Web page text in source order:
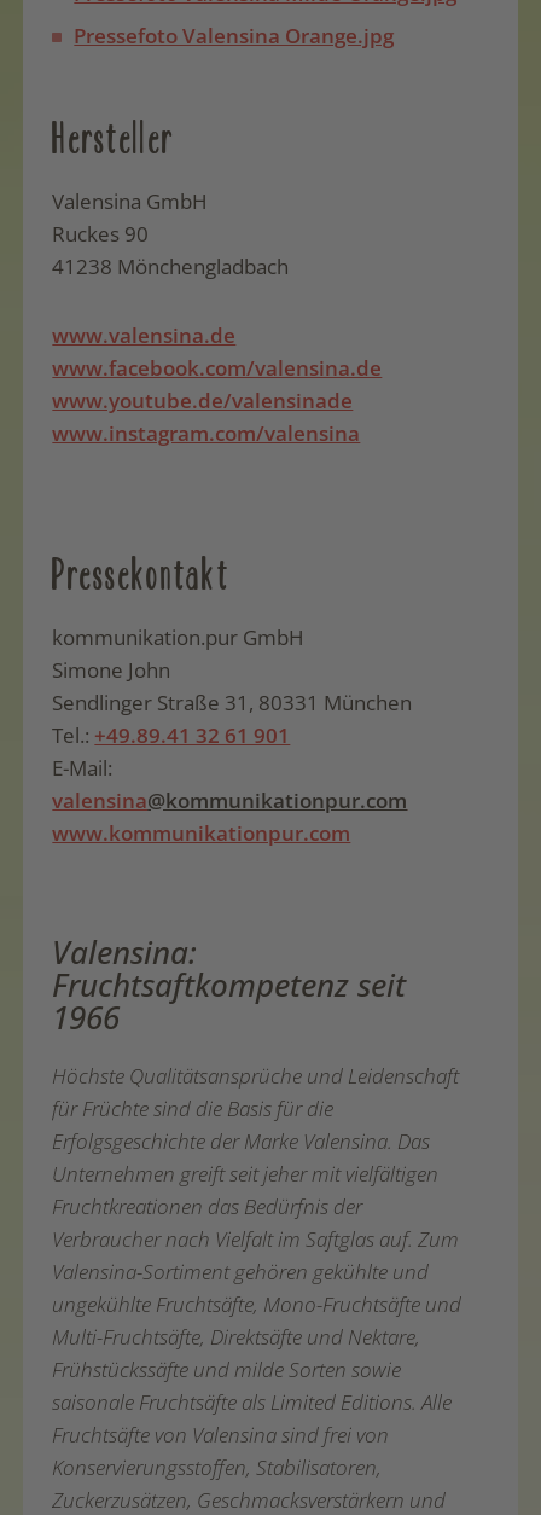
Pressefoto Valensina Orange.jpg
Hersteller
Valensina GmbH
Ruckes 90
41238 Mönchengladbach
www.valensina.de
www.facebook.com/valensina.de
www.youtube.de/valensinade
www.instagram.com/valensina
Pressekontakt
kommunikation.pur GmbH
Simone John
Sendlinger Straße 31, 80331 München
Tel.: +49.89.41 32 61 901
E-Mail:
valensina@kommunikationpur.com
www.kommunikationpur.com
Valensina:
Fruchtsaftkompetenz seit
1966
Höchste Qualitätsansprüche und Leidenschaft
für Früchte sind die Basis für die
Erfolgsgeschichte der Marke Valensina. Das
Unternehmen greift seit jeher mit vielfältigen
Fruchtkreationen das Bedürfnis der
Verbraucher nach Vielfalt im Saftglas auf. Zum
Valensina-Sortiment gehören gekühlte und
ungekühlte Fruchtsäfte, Mono-Fruchtsäfte und
Multi-Fruchtsäfte, Direktsäfte und Nektare,
Frühstückssäfte und milde Sorten sowie
saisonale Fruchtsäfte als Limited Editions. Alle
Fruchtsäfte von Valensina sind frei von
Konservierungsstoffen, Stabilisatoren,
Zuckerzusätzen, Geschmacksverstärkern und